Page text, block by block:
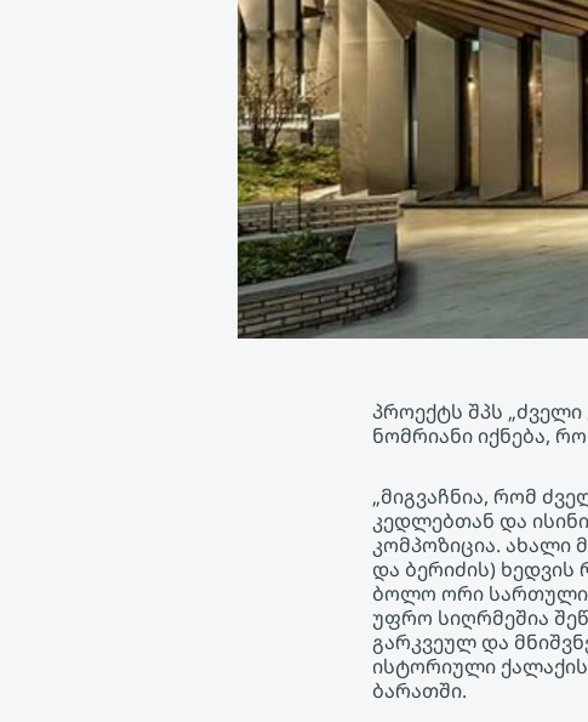
პროექტს შპს
ნომრიანი იქნება,
„მიგვაჩნია, რომ
კედლებთან და
კომპოზიცია. ახალი
და ბერიძის)
ბოლო ორი სართული
უფრო სიღრმეშია
გარკვეულ და
ისტორიული ქალაქის
ბარათში.